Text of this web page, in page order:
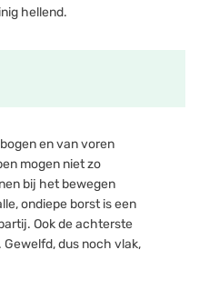
hellend.
en van voren
mogen niet zo
bij het bewegen
ondiepe borst is een
Ook de achterste
dus noch vlak,